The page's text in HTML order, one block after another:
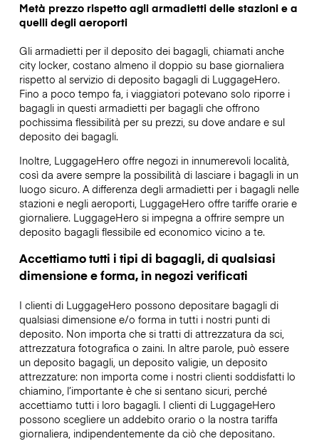
Metà prezzo rispetto agli armadietti delle stazioni e a
quelli degli aeroporti
Gli armadietti per il deposito dei bagagli, chiamati anche
city locker, costano almeno il doppio su base giornaliera
rispetto al servizio di deposito bagagli di LuggageHero.
Fino a poco tempo fa, i viaggiatori potevano solo riporre i
bagagli in questi armadietti per bagagli che offrono
pochissima flessibilità per su prezzi, su dove andare e sul
deposito dei bagagli.
Inoltre, LuggageHero offre negozi in innumerevoli località,
così da avere sempre la possibilità di lasciare i bagagli in un
luogo sicuro. A differenza degli armadietti per i bagagli nelle
stazioni e negli aeroporti, LuggageHero offre tariffe orarie e
giornaliere. LuggageHero si impegna a offrire sempre un
deposito bagagli flessibile ed economico vicino a te.
Accettiamo tutti i tipi di bagagli, di qualsiasi
dimensione e forma, in negozi verificati
I clienti di LuggageHero possono depositare bagagli di
qualsiasi dimensione e/o forma in tutti i nostri punti di
deposito. Non importa che si tratti di attrezzatura da sci,
attrezzatura fotografica o zaini. In altre parole, può essere
un deposito bagagli, un deposito valigie, un deposito
attrezzature: non importa come i nostri clienti soddisfatti lo
chiamino, l’importante è che si sentano sicuri, perché
accettiamo tutti i loro bagagli. I clienti di LuggageHero
possono scegliere un addebito orario o la nostra tariffa
giornaliera, indipendentemente da ciò che depositano.